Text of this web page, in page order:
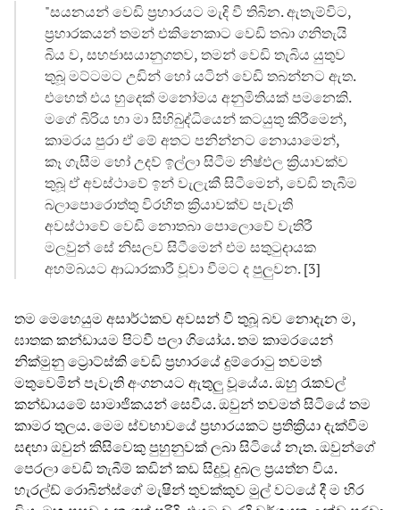
"සයනයන් වෙඩි ප්‍රහාරයට මැදි වී තිබින. ඇතැම්විට,
ප්‍රහාරකයන් තමන් එකිනෙකාට වෙඩි තබා ගනිතැයි
බිය ව, සහජාසයානුගතව, තමන් වෙඩි තැබිය යුතුව
තුබූ මට්ටමට උඩින් හෝ යටින් වෙඩි තබන්නට ඇත.
එහෙත් එය හුදෙක් මනෝමය අනුමිතියක් පමනෙකි.
මගේ බිරිය හා මා සිහිබුද්ධියෙන් කටයුතු කිරීමෙන්,
කාමරය පුරා ඒ මේ අතට පනින්නට නොයාමෙන්,
කෑ ගැසීම හෝ උදව් ඉල්ලා සිටීම නිෂ්ඵල ක්‍රියාවක්ව
තුබූ ඒ අවස්ථාවේ ඉන් වැලැකී සිටීමෙන්, වෙඩි තැබීම
බලාපොරොත්තු විරහිත ක්‍රියාවක්ව පැවැති
අවස්ථාවේ වෙඩි නොතබා පොලොවේ වැතිරී
මලවුන් සේ නිසලව සිටීමෙන් එම සතුටුදායක
අහම්බයට ආධාරකාරී වූවා වීමට ද පුලුවන. [3]
තම මෙහෙයුම අසාර්ථකව අවසන් වී තුබූ බව නොදැන ම,
ඝාතක කන්ඩායම පිටවී පලා ගියෝය. තම කාමරයෙන්
නික්මුනු ට්‍රොට්ස්කි වෙඩි ප්‍රහාරයේ දුම්රොටු තවමත්
මතුවෙමින් පැවැති අංගනයට ඇතුලු වූයේය. ඔහු රැකවල්
කන්ඩායමේ සාමාජිකයන් සෙවීය. ඔවුන් තවමත් සිටියේ තම
කාමර තුලය. මෙම ස්වභාවයේ ප්‍රහාරයකට ප්‍රතික්‍රියා දැක්වීම
සඳහා ඔවුන් කිසිවෙකු පුහුනුවක් ලබා සිටියේ නැත. ඔවුන්ගේ
පෙරලා වෙඩි තැබීම් කඩින් කඩ සිදුවූ දුබල ප්‍රයත්න විය.
හැරල්ඩ් රොබින්ස්ගේ මැෂින් තුවක්කුව මුල් වටයේ දී ම හිර